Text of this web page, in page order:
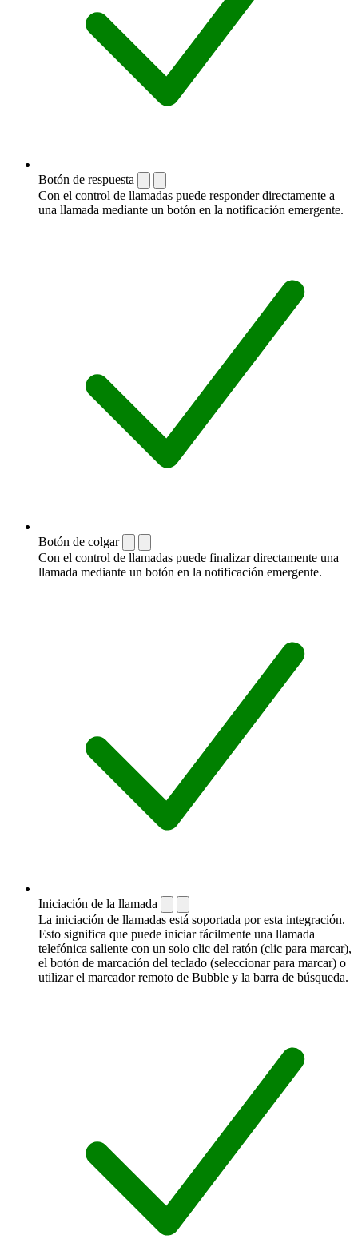
Botón de respuesta
Con el control de llamadas puede responder directamente a
una llamada mediante un botón en la notificación emergente.
Botón de colgar
Con el control de llamadas puede finalizar directamente una
llamada mediante un botón en la notificación emergente.
Iniciación de la llamada
La iniciación de llamadas está soportada por esta integración.
Esto significa que puede iniciar fácilmente una llamada
telefónica saliente con un solo clic del ratón (clic para marcar),
el botón de marcación del teclado (seleccionar para marcar) o
utilizar el marcador remoto de Bubble y la barra de búsqueda.